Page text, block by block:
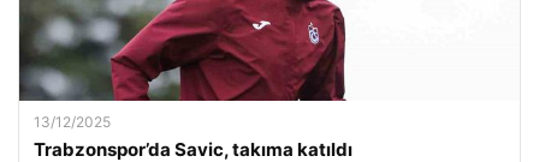
13/12/2025
Trabzonspor’da Savic, takıma katıldı